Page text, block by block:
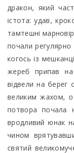
дракон, який
істота: удав,
тамтешні
почали
когось із
жереб припав на
відвели на берег
великим жахом,
потвора почала
вродливий юнак
чином
святий